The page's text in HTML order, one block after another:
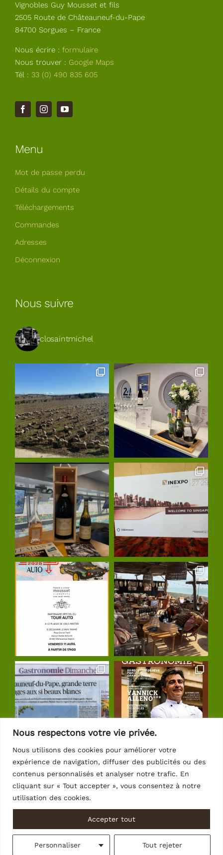
Nous respectons votre vie privée.
Nous utilisons des cookies pour améliorer votre
expérience de navigation, diffuser des publicités ou des
contenus personnalisés et analyser notre trafic. En
cliquant sur « Tout accepter », vous consentez à notre
utilisation des cookies.
Personnaliser Tout rejeter
Accepter tout
Vignobles Guy Mousset et fils
2505 Route de Châteauneuf-du-Pape
84700 Sorgues – France
Nous écrire : formulaire
Nous trouver : Google Maps
Tél : 33 (0) 490 835 605
Menu
Mot de passe perdu
Détails du compte
Téléchargements
Commandes
Adresses
Déconnexion
Nous suivre
closaintmichel
Suivre sur Instagram
© Copyright 2026 | CréditsIntrasite